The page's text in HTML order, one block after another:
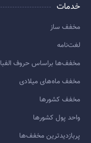
خدمات
مخفف ساز
لغت‌نامه
مخفف‌ها براساس حروف الفبا
مخفف ماه‌های میلادی
مخفف کشورها
واحد پول کشورها
پربازديدترين مخفف‌ها